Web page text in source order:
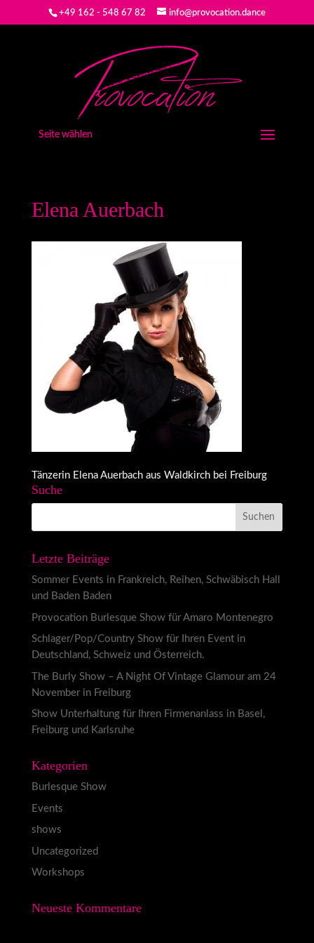
+49 162 - 548 67 82 info@provocation.dance
Seite wählen
Elena Auerbach
Tänzerin Elena Auerbach aus Waldkirch bei Freiburg
Suche
Letzte Beiträge
Sommer Events in Frankreich, Reihen, Schwäbisch Hall
und Baden Baden
Provocation Burlesque Show für Amaro Montenegro
Schlager/Pop/Country Show für Ihren Event in
Deutschland, Schweiz und Österreich.
The Burly Show – A Night Of Vintage Glamour am 24
November in Freiburg
Show Unterhaltung für Ihren Firmenanlass in Basel,
Freiburg und Karlsruhe
Kategorien
Burlesque Show
Events
shows
Uncategorized
Workshops
Neueste Kommentare